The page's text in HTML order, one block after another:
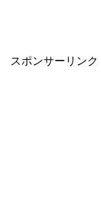
スポンサーリンク